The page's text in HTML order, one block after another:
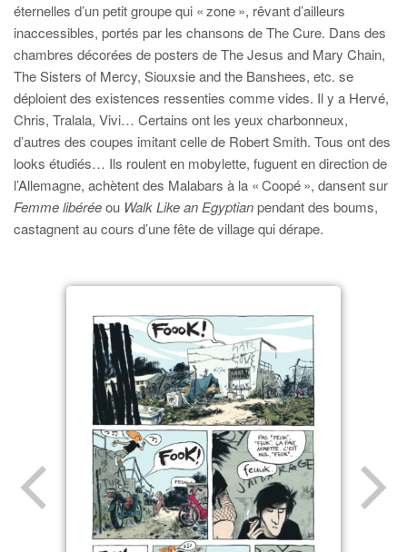
éternelles d’un petit groupe qui « zone », rêvant d’ailleurs
inaccessibles, portés par les chansons de The Cure. Dans des
chambres décorées de posters de The Jesus and Mary Chain,
The Sisters of Mercy, Siouxsie and the Banshees, etc. se
déploient des existences ressenties comme vides. Il y a Hervé,
Chris, Tralala, Vivi… Certains ont les yeux charbonneux,
d’autres des coupes imitant celle de Robert Smith. Tous ont des
looks étudiés… Ils roulent en mobylette, fuguent en direction de
l’Allemagne, achètent des Malabars à la « Coopé », dansent sur
Femme libéréeou Walk Like an Egyptianpendant des boums,
castagnent au cours d’une fête de village qui dérape.